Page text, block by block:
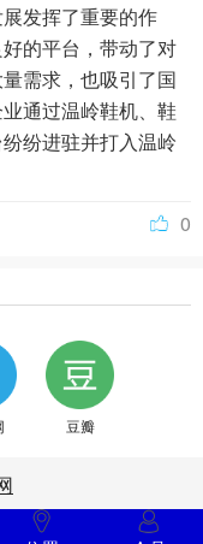
发挥了重要的作
的平台，带动了对
需求，也吸引了国
通过温岭鞋机、鞋
纷进驻并打入温岭
0
豆瓣